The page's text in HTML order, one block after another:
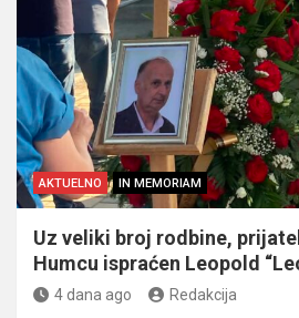
AKTUELNO IN MEMORIAM
Uz veliki broj rodbine,
Humcu ispraćen Leopold
4 dana ago Redakcija